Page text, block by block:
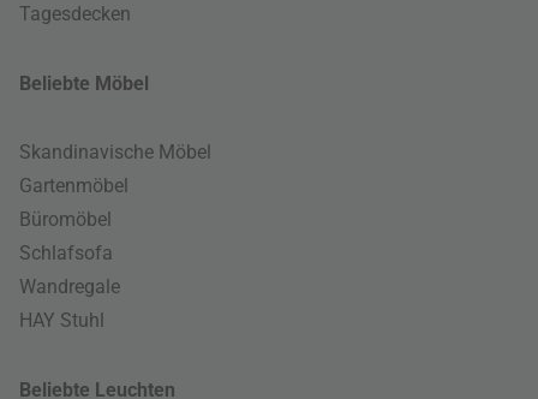
Tagesdecken
Beliebte Möbel
Skandinavische Möbel
Gartenmöbel
Büromöbel
Schlafsofa
Wandregale
HAY Stuhl
Beliebte Leuchten